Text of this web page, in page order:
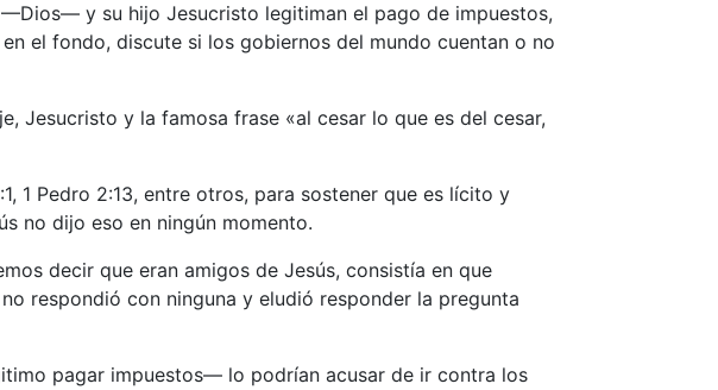
y su hijo Jesucristo legitiman el pago de impuestos,
el fondo, discute si los gobiernos del mundo cuentan o no
Jesucristo y la famosa frase «al cesar lo que es del cesar,
1 Pedro 2:13, entre otros, para sostener que es lícito y
no dijo eso en ningún momento.
decir que eran amigos de Jesús, consistía en que
respondió con ninguna y eludió responder la pregunta
pagar impuestos— lo podrían acusar de ir contra los